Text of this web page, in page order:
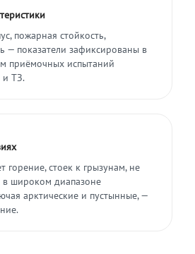
пожарная стойкость,
— показатели зафиксированы в
приёмочных испытаний
и ТЗ.
горение, стоек к грызунам, не
в широком диапазоне
арктические и пустынные, —